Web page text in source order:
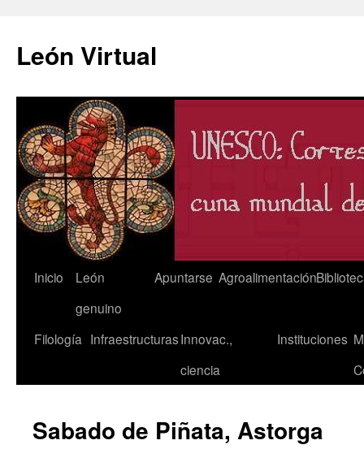
León Virtual
Saltar
contenido
Inicio
León
genuino
Apuntarse Agroalimentación
Filología InfraestructurasInnovac.,
ciencia
Instituciones
Sabado de Piñata, Astorga